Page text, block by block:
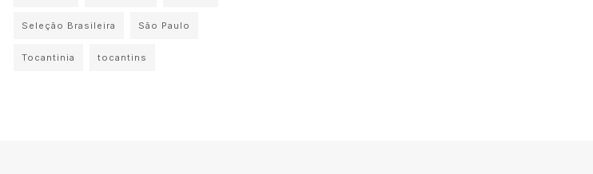
Seleção Brasileira São Paulo
Tocantinia tocantins